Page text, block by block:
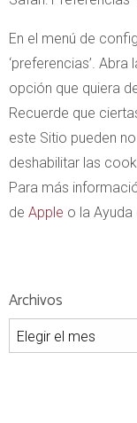
En el menú de
‘preferencias’.
opción que quiera
Recuerde que
este Sitio pueden
deshabilitar las
Para más
de Apple o la
Archivos
Archivos